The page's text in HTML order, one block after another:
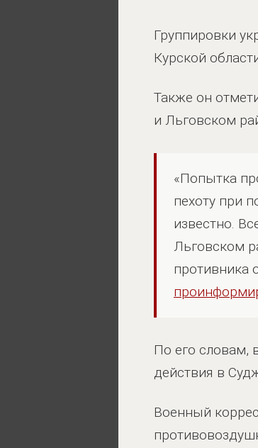
Группировки
Курской
Также он
и Льговском
«Попытка
пехоту при
известно.
Льговском
противника
По его словам,
действия в
Военный